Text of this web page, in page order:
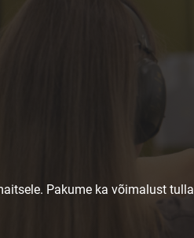
Pakume ka võimalust tulla